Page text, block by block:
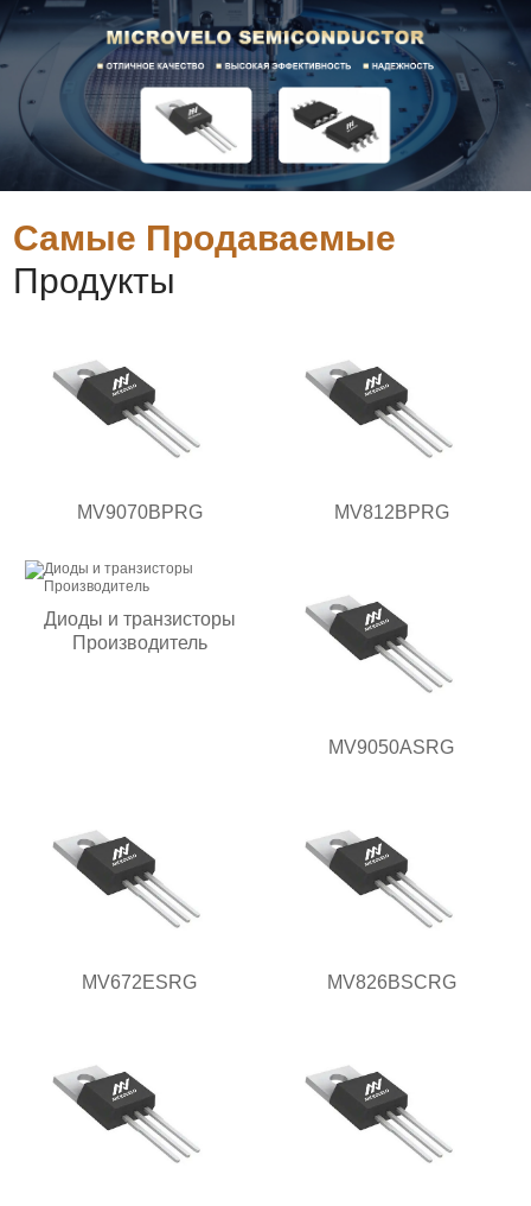
Самые Продаваемые
Продукты
MV9070BPRG MV812BPRG
Диоды и транзисторы
Производитель
MV9050ASRG
MV672ESRG MV826BSCRG